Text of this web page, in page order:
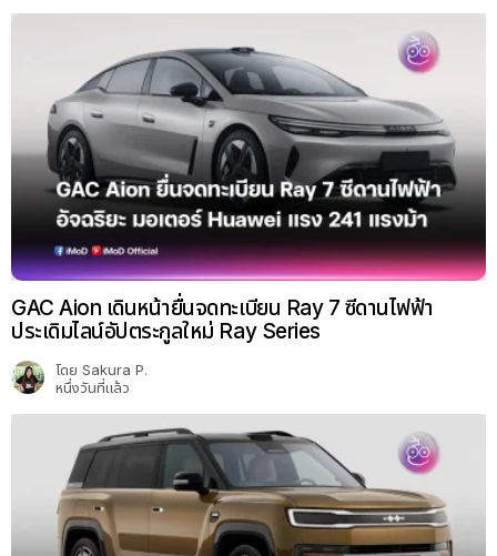
GAC Aion เดินหน้ายื่นจดทะเบียน Ray 7 ซีดานไฟฟ้า
ประเดิมไลน์อัปตระกูลใหม่ Ray Series
โดย Sakura P.
หนึ่งวันที่แล้ว